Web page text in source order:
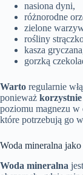
nasiona dyni,
różnorodne
zielone
rośliny
kasza
gorzką
Warto regularnie
ponieważ
poziomu magnezu w
które potrzebują go
Woda mineralna jako
Woda mineralna